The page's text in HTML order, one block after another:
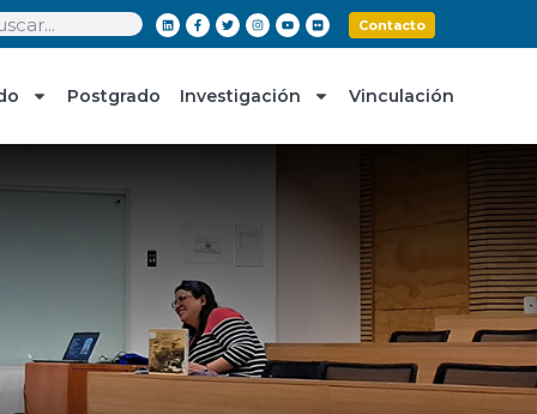
Contacto
Postgrado Investigación Vinculación